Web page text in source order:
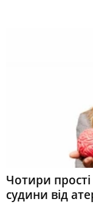
Чотири
судини від